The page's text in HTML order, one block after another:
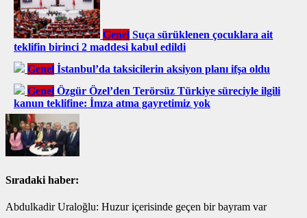
Genel Suça sürüklenen çocuklara ait
teklifin birinci 2 maddesi kabul edildi
Genel İstanbul’da taksicilerin aksiyon planı ifşa oldu
Genel Özgür Özel’den Terörsüz Türkiye süreciyle ilgili
kanun teklifine: İmza atma gayretimiz yok
Sıradaki haber:
Abdulkadir Uraloğlu: Huzur içerisinde geçen bir bayram var